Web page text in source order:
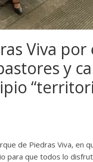
Viva por
y
de Piedras Viva, en
para que todos lo